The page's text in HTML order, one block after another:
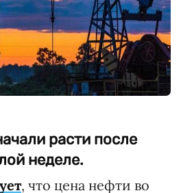
расти после
неделе.
, что цена нефти во